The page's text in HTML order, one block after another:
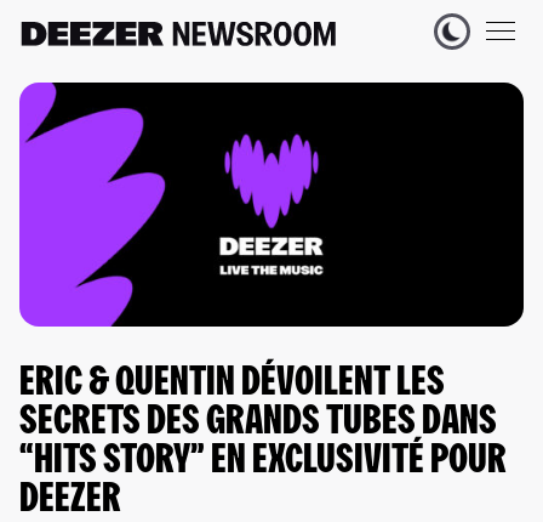
ERIC & QUENTIN DÉVOILENT LES
SECRETS DES GRANDS TUBES DANS
“HITS STORY” EN EXCLUSIVITÉ POUR
DEEZER